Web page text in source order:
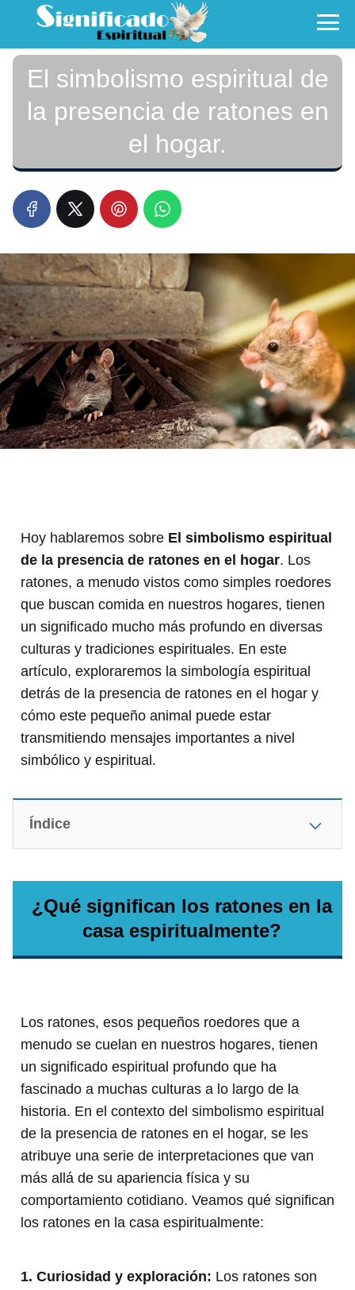
El simbolismo espiritual de
la presencia de ratones en
el hogar.
Hoy hablaremos sobre El simbolismo espiritual
de la presencia de ratones en el hogar. Los
ratones, a menudo vistos como simples roedores
que buscan comida en nuestros hogares, tienen
un significado mucho más profundo en diversas
culturas y tradiciones espirituales. En este
artículo, exploraremos la simbología espiritual
detrás de la presencia de ratones en el hogar y
cómo este pequeño animal puede estar
transmitiendo mensajes importantes a nivel
simbólico y espiritual.
Índice
¿Qué significan los ratones en la
casa espiritualmente?
Los ratones, esos pequeños roedores que a
menudo se cuelan en nuestros hogares, tienen
un significado espiritual profundo que ha
fascinado a muchas culturas a lo largo de la
historia. En el contexto del simbolismo espiritual
de la presencia de ratones en el hogar, se les
atribuye una serie de interpretaciones que van
más allá de su apariencia física y su
comportamiento cotidiano. Veamos qué significan
los ratones en la casa espiritualmente:
1. Curiosidad y exploración: Los ratones son